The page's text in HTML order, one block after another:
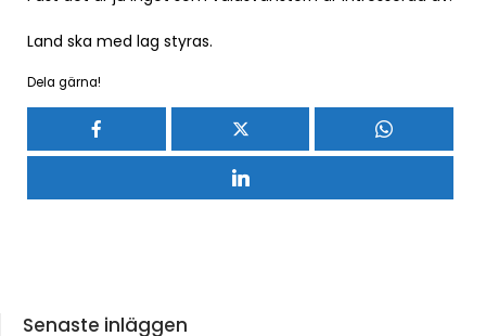
Land ska med lag styras.
Dela gärna!
Senaste inläggen